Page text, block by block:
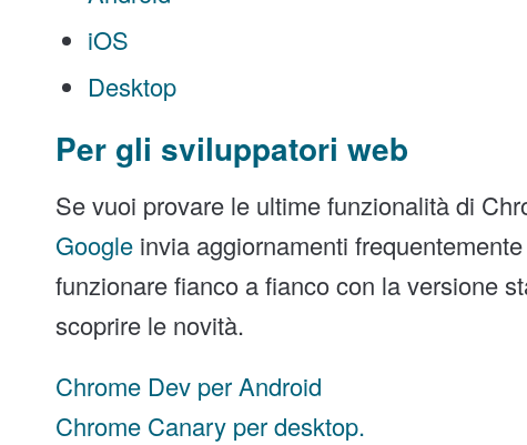
iOS
Desktop
Per gli sviluppatori web
Se vuoi provare le ultime funzionalità di
Google invia aggiornamenti
funzionare fianco a fianco con la versione
scoprire le novità.
Chrome Dev per Android
Chrome Canary per desktop.